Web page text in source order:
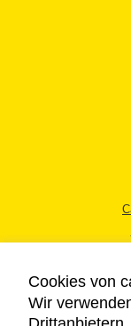
Cookies von
Wir